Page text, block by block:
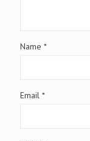
Name *
Email *